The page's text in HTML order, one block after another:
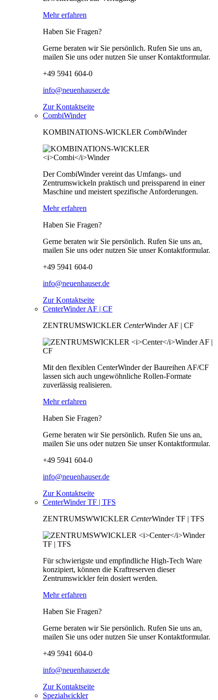
Mehr erfahren
Haben Sie Fragen?
Gerne beraten wir Sie persönlich. Rufen Sie uns an,
mailen Sie uns oder nutzen Sie unser Kontaktformular.
+49 5941 604-0
info@neuenhauser.de
Zur Kontaktseite
CombiWinder
KOMBINATIONS-WICKLER CombiWinder
Der CombiWinder vereint das Umfangs- und
Zentrumswickeln praktisch und preissparend in einer
Maschine und meistert spezifische Anforderungen.
Mehr erfahren
Haben Sie Fragen?
Gerne beraten wir Sie persönlich. Rufen Sie uns an,
mailen Sie uns oder nutzen Sie unser Kontaktformular.
+49 5941 604-0
info@neuenhauser.de
Zur Kontaktseite
CenterWinder AF | CF
ZENTRUMSWICKLER CenterWinder AF | CF
Mit den flexiblen CenterWinder der Baureihen AF/CF
lassen sich auch ungewöhnliche Rollen-Formate
zuverlässig realisieren.
Mehr erfahren
Haben Sie Fragen?
Gerne beraten wir Sie persönlich. Rufen Sie uns an,
mailen Sie uns oder nutzen Sie unser Kontaktformular.
+49 5941 604-0
info@neuenhauser.de
Zur Kontaktseite
CenterWinder TF | TFS
ZENTRUMSWWICKLER CenterWinder TF | TFS
Für schwierigste und empfindliche High-Tech Ware
konzipiert, können die Kraftreserven dieser
Zentrumswickler fein dosiert werden.
Mehr erfahren
Haben Sie Fragen?
Gerne beraten wir Sie persönlich. Rufen Sie uns an,
mailen Sie uns oder nutzen Sie unser Kontaktformular.
+49 5941 604-0
info@neuenhauser.de
Zur Kontaktseite
Spezialwickler